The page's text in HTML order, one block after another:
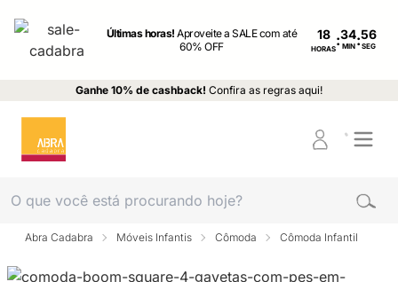
Últimas horas!Aproveite a SALE com até
60% OFF
18
HORAS: MIN : SEG
Ganhe 10% de cashback! Confira as regras aqui!
Abra Cadabra Móveis Infantis Cômoda Cômoda Infantil